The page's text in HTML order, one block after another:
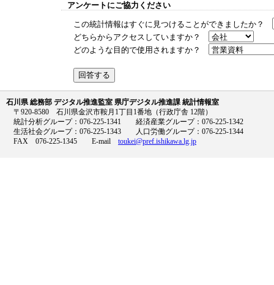
アンケートにご協力ください
この統計情報はすぐに見つけることができましたか？
どちらからアクセスしていますか？
どのような目的で使用されますか？
石川県 総務部 デジタル推進監室 県庁デジタル推進課 統計情報室
〒920-8580 石川県金沢市鞍月1丁目1番地（行政庁舎 12階）
統計分析グループ：076-225-1341 経済産業グループ：076-225-1342
生活社会グループ：076-225-1343 人口労働グループ：076-225-1344
FAX 076-225-1345 E-mail toukei@pref.ishikawa.lg.jp